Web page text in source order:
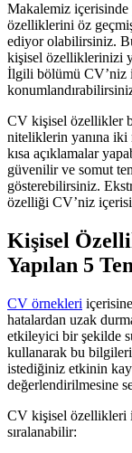
Makalemiz içerisinde
özelliklerini öz
ediyor olabilirsiniz.
kişisel özelliklerinizi
İlgili bölümü CV’niz
CV kişisel özellikler
niteliklerin yanına
kısa açıklamalar
güvenilir ve somut
gösterebilirsiniz.
özelliği CV’niz
Kişisel
Yapılan 5
CV örnekleri
hatalardan uzak
etkileyici bir şekilde
kullanarak bu
istediğiniz etkinin
değerlendirilmesine
CV kişisel özellikleri
sıralanabilir: